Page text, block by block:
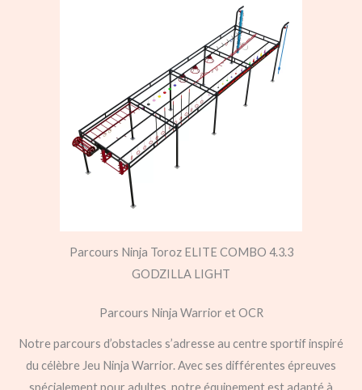
Parcours Ninja Toroz ELITE COMBO 4.3.3
GODZILLA LIGHT
Parcours Ninja Warrior et OCR
Notre parcours d’obstacles s’adresse au centre sportif inspiré
du célèbre Jeu Ninja Warrior. Avec ses différentes épreuves
spécialement pour adultes, notre équipement est adapté à